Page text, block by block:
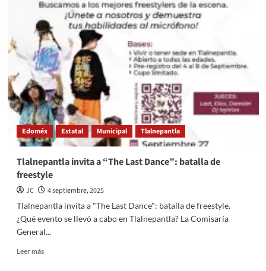
denuncian
que
Guardia
Nacional
custodia
casa
de
Noroña
en
Tepoztlán
Edoméx Estatal Municipal Tlalnepantla
Tlalnepantla invita a “The Last Dance”: batalla de
freestyle
JC
4 septiembre, 2025
Tlalnepantla invita a "The Last Dance": batalla de freestyle.
¿Qué evento se llevó a cabo en Tlalnepantla? La Comisaría
General...
Leer másRead